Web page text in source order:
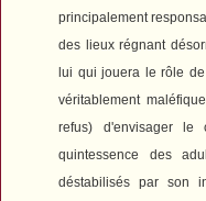
principalement
des lieux régnant
lui qui jouera le rôle
véritablement
refus) d'envisager le
quintessence des
déstabilisés par son